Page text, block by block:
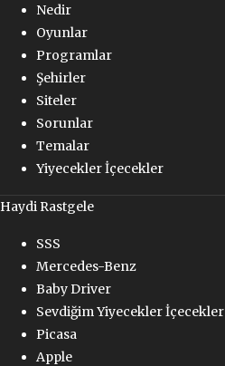
Nedir
Oyunlar
Programlar
Şehirler
Siteler
Sorunlar
Temalar
Yiyecekler İçecekler
Haydi Rastgele
SSS
Mercedes-Benz
Baby Driver
Sevdiğim Yiyecekler İçecekler
Picasa
Apple